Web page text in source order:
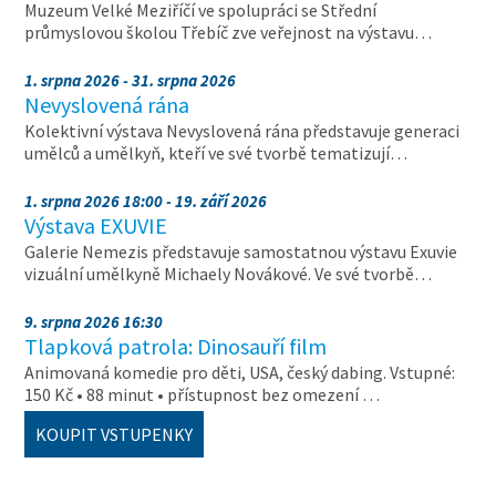
Muzeum Velké Meziříčí ve spolupráci se Střední
průmyslovou školou Třebíč zve veřejnost na výstavu…
1. srpna 2026 - 31. srpna 2026
Nevyslovená rána
Kolektivní výstava Nevyslovená rána představuje generaci
umělců a umělkyň, kteří ve své tvorbě tematizují…
1. srpna 2026 18:00 - 19. září 2026
Výstava EXUVIE
Galerie Nemezis představuje samostatnou výstavu Exuvie
vizuální umělkyně Michaely Novákové. Ve své tvorbě…
9. srpna 2026 16:30
Tlapková patrola: Dinosauří film
Animovaná komedie pro děti, USA, český dabing. Vstupné:
150 Kč • 88 minut • přístupnost bez omezení …
KOUPIT VSTUPENKY